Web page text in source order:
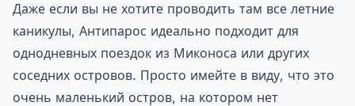
Даже если вы не хотите проводить там все летние
каникулы, Антипарос идеально подходит для
однодневных поездок из Миконоса или других
соседних островов. Просто имейте в виду, что это
очень маленький остров, на котором нет